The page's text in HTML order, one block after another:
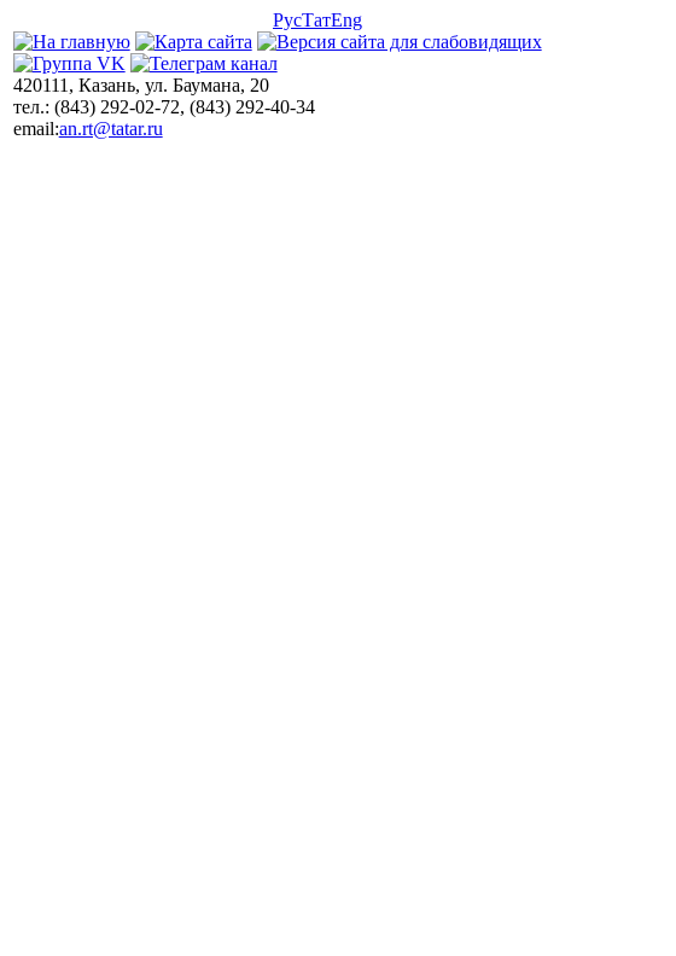
РусТатEng
420111, Казань, ул. Баумана, 20
тел.: (843) 292-02-72, (843) 292-40-34
email:an.rt@tatar.ru